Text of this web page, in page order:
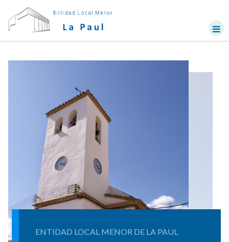
ENTIDAD LOCAL MENOR DE LA PAUL